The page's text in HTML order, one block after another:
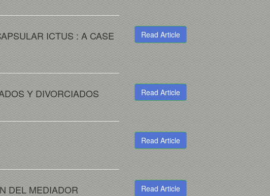
ICTUS : A CASE Read Article
Y DIVORCIADOS Read Article
Read Article
DEL MEDIADOR Read Article